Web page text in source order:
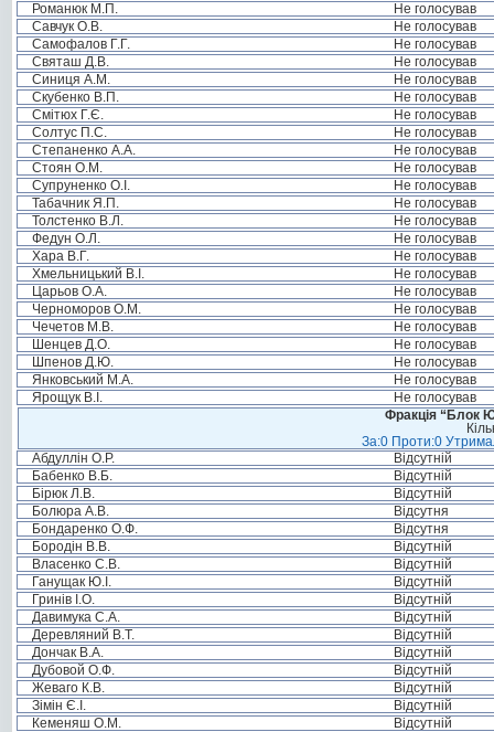
Романюк М.П.
Не голосував
Савчук О.В.
Не голосував
Самофалов Г.Г.
Не голосував
Святаш Д.В.
Не голосував
Синиця А.М.
Не голосував
Скубенко В.П.
Не голосував
Смітюх Г.Є.
Не голосував
Солтус П.С.
Не голосував
Степаненко А.А.
Не голосував
Стоян О.М.
Не голосував
Супруненко О.І.
Не голосував
Табачник Я.П.
Не голосував
Толстенко В.Л.
Не голосував
Федун О.Л.
Не голосував
Хара В.Г.
Не голосував
Хмельницький В.І.
Не голосував
Царьов О.А.
Не голосував
Черноморов О.М.
Не голосував
Чечетов М.В.
Не голосував
Шенцев Д.О.
Не голосував
Шпенов Д.Ю.
Не голосував
Янковський М.А.
Не голосував
Ярощук В.І.
Не голосував
Фракція “Блок
За:0 Проти:0
Абдуллін О.Р.
Відсутній
Бабенко В.Б.
Відсутній
Бірюк Л.В.
Відсутній
Болюра А.В.
Відсутня
Бондаренко О.Ф.
Відсутня
Бородін В.В.
Відсутній
Власенко С.В.
Відсутній
Ганущак Ю.І.
Відсутній
Гринів І.О.
Відсутній
Давимука С.А.
Відсутній
Деревляний В.Т.
Відсутній
Дончак В.А.
Відсутній
Дубовой О.Ф.
Відсутній
Жеваго К.В.
Відсутній
Зімін Є.І.
Відсутній
Кеменяш О.М.
Відсутній